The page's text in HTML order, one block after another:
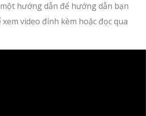
hướng dẫn để hướng dẫn bạn
video đính kèm hoặc đọc qua